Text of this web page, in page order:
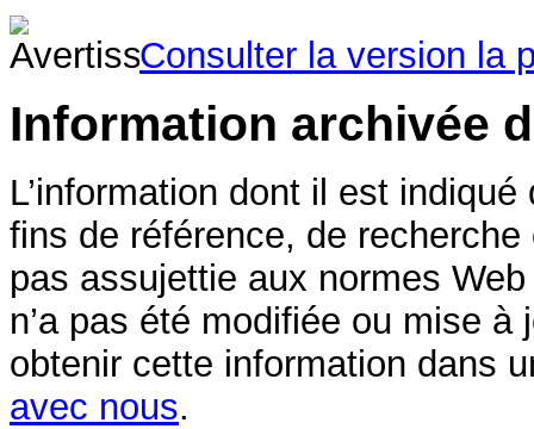
Consulter la version la
Information archivée
L’information dont il est
fins de référence, de
pas assujettie aux normes
n’a pas été modifiée ou mise
obtenir cette information dans
avec nous.